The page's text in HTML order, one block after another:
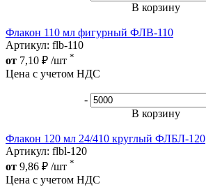
В корзину
Флакон 110 мл фигурный ФЛB-110
Артикул: flb-110
от 7,10 ₽ /шт *
Цена с учетом НДС
-
В корзину
Флакон 120 мл 24/410 круглый ФЛБЛ-120
Артикул: flbl-120
от 9,86 ₽ /шт *
Цена с учетом НДС